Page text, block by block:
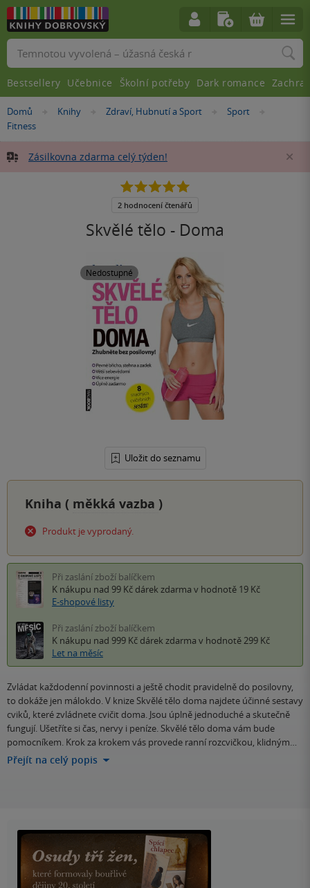
Nacházíte
se
Domů »
Knihy »
Zdraví, Hubnutí a Sport »
Sport
Fitness
Zásilkovna zdarma celý týden!
Skvělé tělo - Doma
Nedostupné
Uložit do seznamu
5.0
5
2 hodnocení čtenářů
Kniha ( měkká vazba )
Produkt je vyprodaný.
Při zaslání zboží balíčkem
K nákupu nad 99 Kč dárek zdarma v hodnotě 19 Kč
E-shopové listy
Při zaslání zboží balíčkem
K nákupu nad 999 Kč dárek zdarma v hodnotě 299 Kč
Let na měsíc
Zvládat každodenní povinnosti a ještě chodit pravidelně do posilovny,
to dokáže jen málokdo. V knize Skvělé tělo doma najdete účinné sestavy
cviků, které zvládnete cvičit doma. Jsou úplně jednoduché a skutečně
fungují. Ušetříte si čas, nervy i peníze. Skvělé tělo doma vám bude
pomocníkem. Krok za krokem vás provede ranní rozcvičkou, klidným…
Přejít na celý popis
Vyhledávání
Bestsellery Učebnice Školní potřeby Dark romance